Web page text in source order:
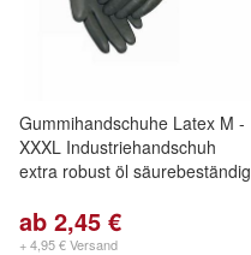
Gummihandschuhe Latex M -
XXXL Industriehandschuh
extra robust öl säurebeständig
ab 2,45 €
+ 4,95 € Versand